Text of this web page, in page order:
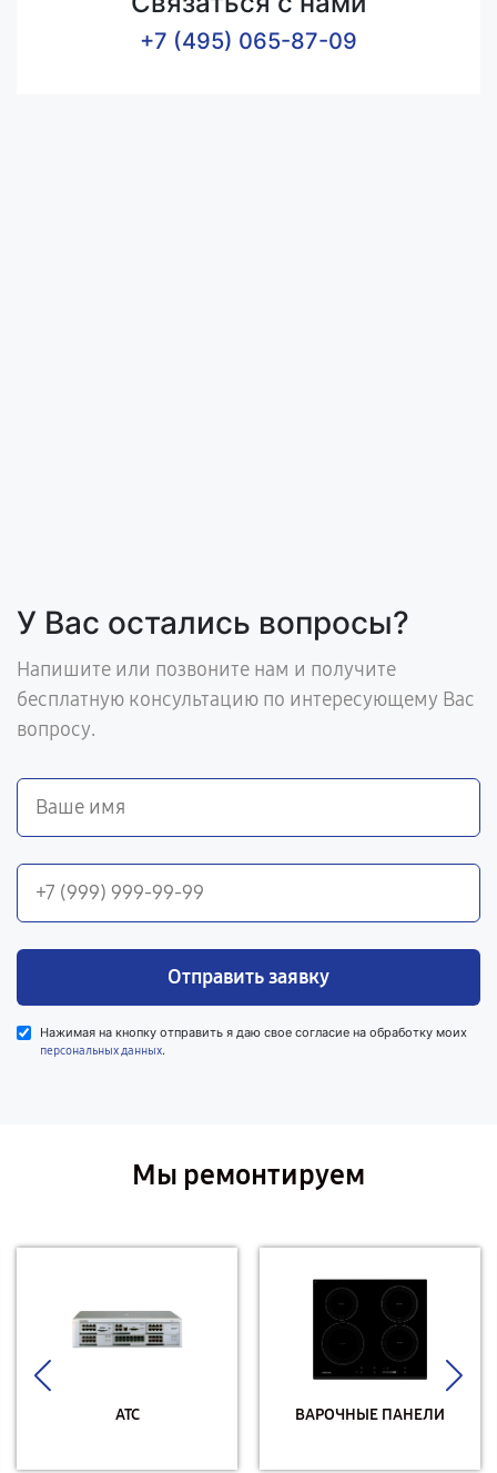
+7 (495) 065-87-09
У Вас остались вопросы?
Напишите или позвоните нам и получите
бесплатную консультацию по интересующему Вас
вопросу.
Отправить заявку
Нажимая на кнопку отправить я даю свое согласие на обработку моих
персональных данных.
Мы ремонтируем
АТС ВАРОЧНЫЕ ПАНЕЛИ